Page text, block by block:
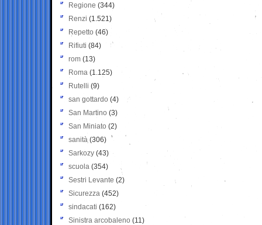
Regione (344)
Renzi (1.521)
Repetto (46)
Rifiuti (84)
rom (13)
Roma (1.125)
Rutelli (9)
san gottardo (4)
San Martino (3)
San Miniato (2)
sanità (306)
Sarkozy (43)
scuola (354)
Sestri Levante (2)
Sicurezza (452)
sindacati (162)
Sinistra arcobaleno (11)